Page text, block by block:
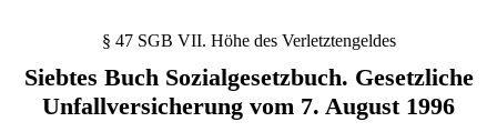
§ 47 SGB VII. Höhe des Verletztengeldes
Siebtes Buch Sozialgesetzbuch. Gesetzliche
Unfallversicherung vom 7. August 1996